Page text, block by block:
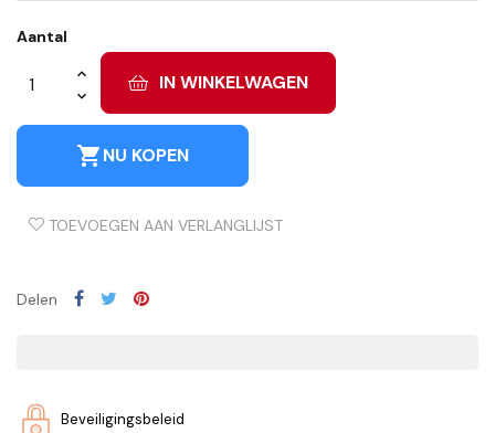
Aantal
IN WINKELWAGEN
shopping_cartNU KOPEN
TOEVOEGEN AAN VERLANGLIJST
Delen
Beveiligingsbeleid